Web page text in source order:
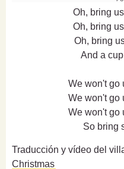
Oh, bring
Oh, bring
Oh, bring
And a
We won't go
We won't go
We won't go
So bring
Traducción y vídeo del
Christmas